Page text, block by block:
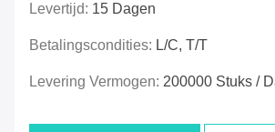
Levertijd: 15 Dagen
Betalingscondities: L/C, T/T
Levering Vermogen: 200000 Stuks /